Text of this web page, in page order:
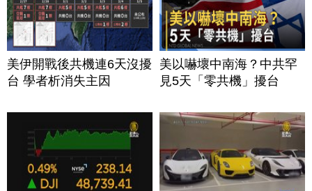
美伊開戰後共機連6天沒擾
台 學者析消失主因
美以嚇壞中南海？中共罕
見5天「零共機」擾台